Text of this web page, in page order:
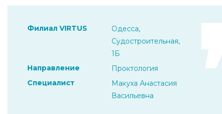
Филиал VIRTUS
Одесса,
Судостроительная,
1Б
Направление
Проктология
Специалист
Макуха Анастасия
Васильевна